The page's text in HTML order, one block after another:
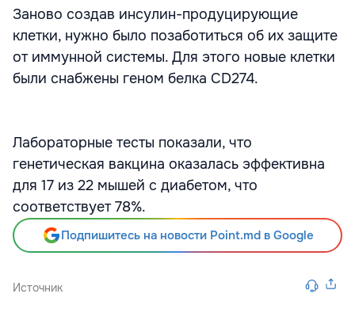
Заново создав инсулин-продуцирующие
клетки, нужно было позаботиться об их защите
от иммунной системы. Для этого новые клетки
были снабжены геном белка CD274.
Лабораторные тесты показали, что
генетическая вакцина оказалась эффективна
для 17 из 22 мышей с диабетом, что
соответствует 78%.
Подпишитесь на новости Point.md в Google
Источник